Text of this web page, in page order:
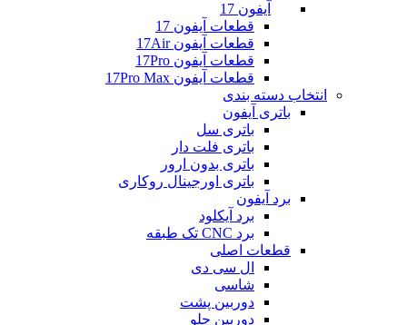
آیفون 17
قطعات آیفون 17
قطعات آیفون 17Air
قطعات آیفون 17Pro
قطعات آیفون 17Pro Max
انتخاب دسته بندی
باتری آیفون
باتری سل
باتری فلت دار
باتری بدون ارور
باتری اورجینال روکاری
برد آیفون
برد آیکلود
برد CNC تک طبقه
قطعات اصلی
ال سی دی
شاسی
دوربین پشت
دوربین جلو